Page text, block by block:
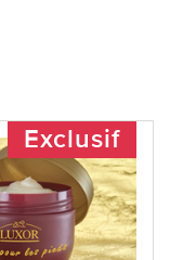
Exclusif